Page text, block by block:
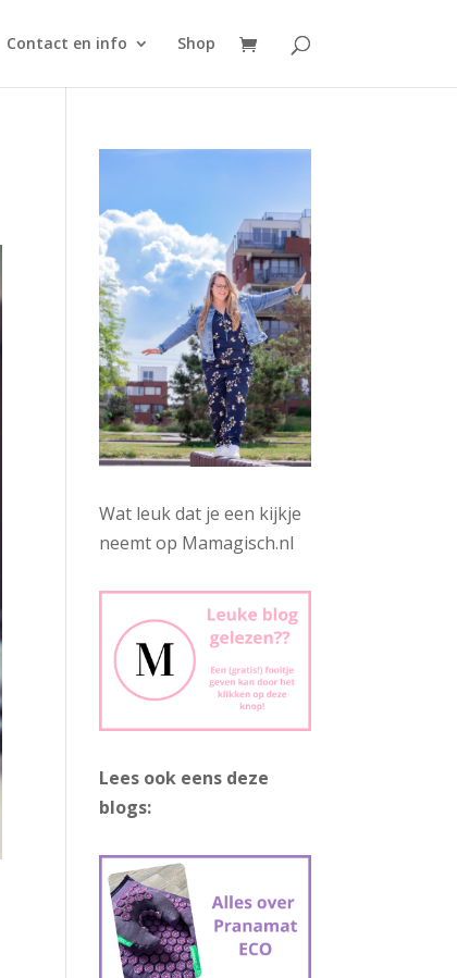
Contact en info Shop
Wat leuk dat je een kijkje
neemt op Mamagisch.nl
Lees ook eens deze
blogs: